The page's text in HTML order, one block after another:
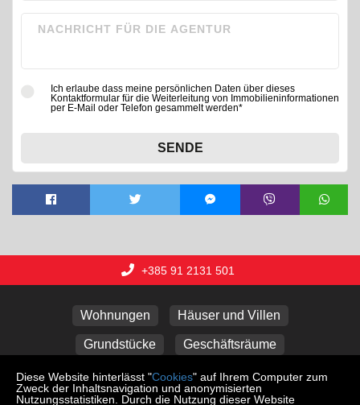
Ich erlaube dass meine persönlichen Daten über dieses
Kontaktformular für die Weiterleitung von Immobilieninformationen
per E-Mail oder Telefon gesammelt werden*
SENDE
+385 91 2131 501
Wohnungen Häuser und Villen
Grundstücke Geschäftsräume
Ferienwohnungen Garagen
Diese Website hinterlässt "Cookies" auf Ihrem Computer zum
Zweck der Inhaltsnavigation und anonymisierten
Nutzungsstatistiken. Durch die Nutzung dieser Website